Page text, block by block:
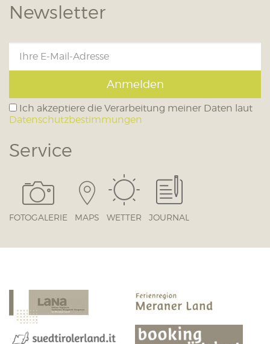
Newsletter
Anmelden
Ich akzeptiere die Verarbeitung meiner Daten laut
Datenschutzbestimmungen
Service
FOTOGALERIE MAPS WETTER JOURNAL